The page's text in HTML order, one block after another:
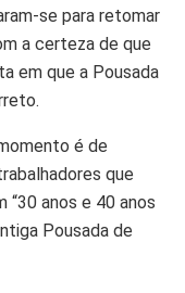
se para retomar
a certeza de que
em que a Pousada
é de
que
anos e 40 anos
Pousada de